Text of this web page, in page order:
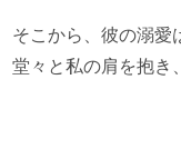
そこから、彼の溺愛
堂々と私の肩を抱き